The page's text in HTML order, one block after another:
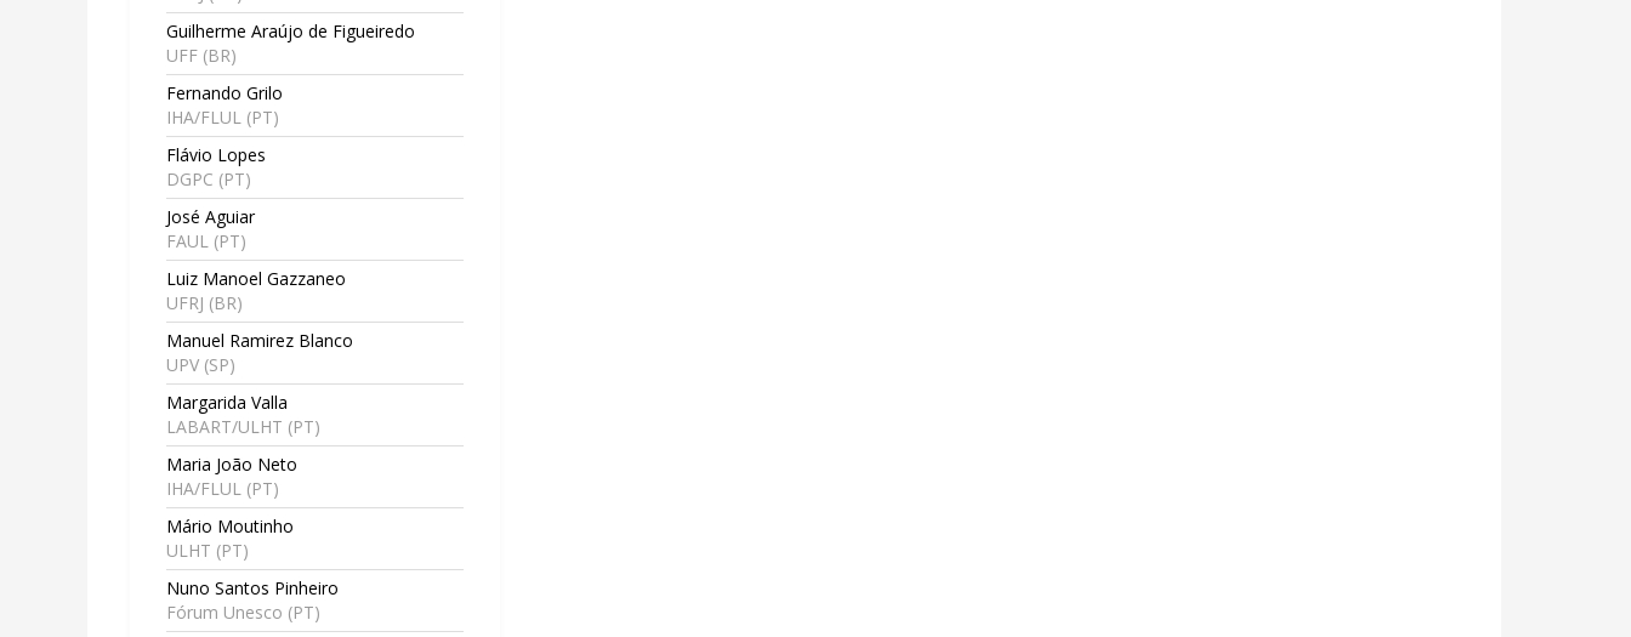
Guilherme Araújo de Figueiredo
UFF (BR)
Fernando Grilo
IHA/FLUL (PT)
Flávio Lopes
DGPC (PT)
José Aguiar
FAUL (PT)
Luiz Manoel Gazzaneo
UFRJ (BR)
Manuel Ramirez Blanco
UPV (SP)
Margarida Valla
LABART/ULHT (PT)
Maria João Neto
IHA/FLUL (PT)
Mário Moutinho
ULHT (PT)
Nuno Santos Pinheiro
Fórum Unesco (PT)